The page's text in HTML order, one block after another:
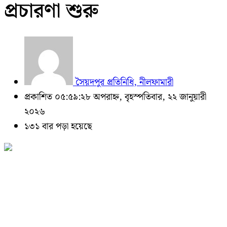
প্রচারণা শুরু
সৈয়দপুর প্রতিনিধি, নীলফামারী
প্রকাশিত ০৫:৫৯:২৮ অপরাহ্ন, বৃহস্পতিবার, ২২ জানুয়ারী
২০২৬
১৩১ বার পড়া হয়েছে